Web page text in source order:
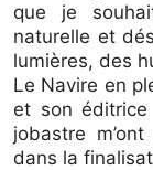
que je
naturelle et
lumières, des
Le Navire en
et son éditrice
jobastre
dans la